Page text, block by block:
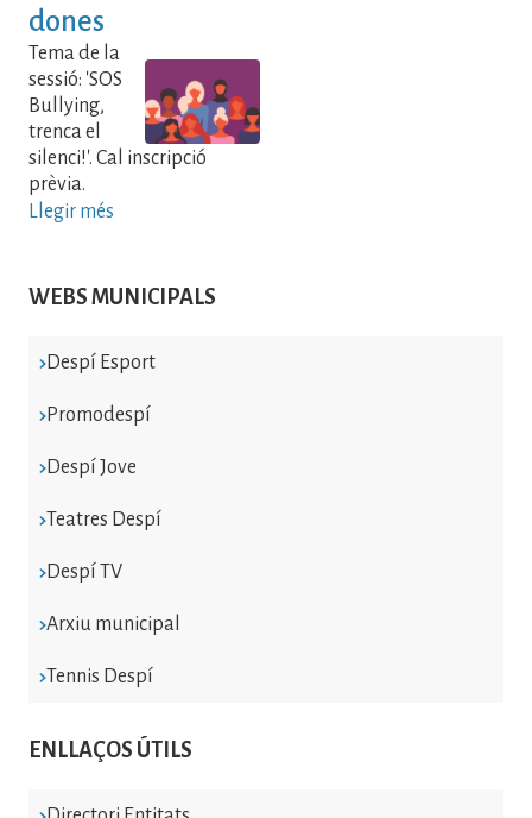
WEBS MUNICIPALS
Despí Esport
Promodespí
Despí Jove
Teatres Despí
Despí TV
Arxiu municipal
Tennis Despí
ENLLAÇOS ÚTILS
dones
Tema de la
sessió: 'SOS
Bullying,
trenca el
silenci!'. Cal inscripció
prèvia.
Llegir més